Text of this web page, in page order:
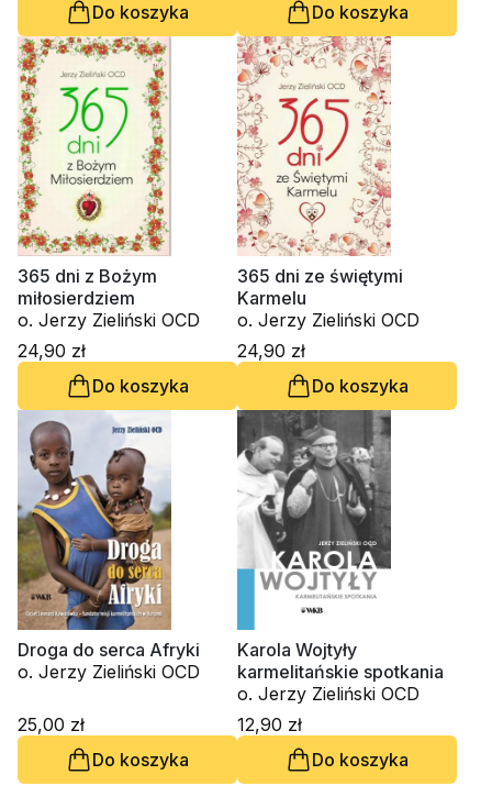
Do koszyka Do koszyka
365 dni z Bożym
miłosierdziem
o. Jerzy Zieliński OCD
24,90 zł
Do koszyka
365 dni ze świętymi
Karmelu
o. Jerzy Zieliński OCD
24,90 zł
Do koszyka
Droga do serca Afryki
o. Jerzy Zieliński OCD
25,00 zł
Do koszyka
Karola Wojtyły
karmelitańskie spotkania
o. Jerzy Zieliński OCD
12,90 zł
Do koszyka